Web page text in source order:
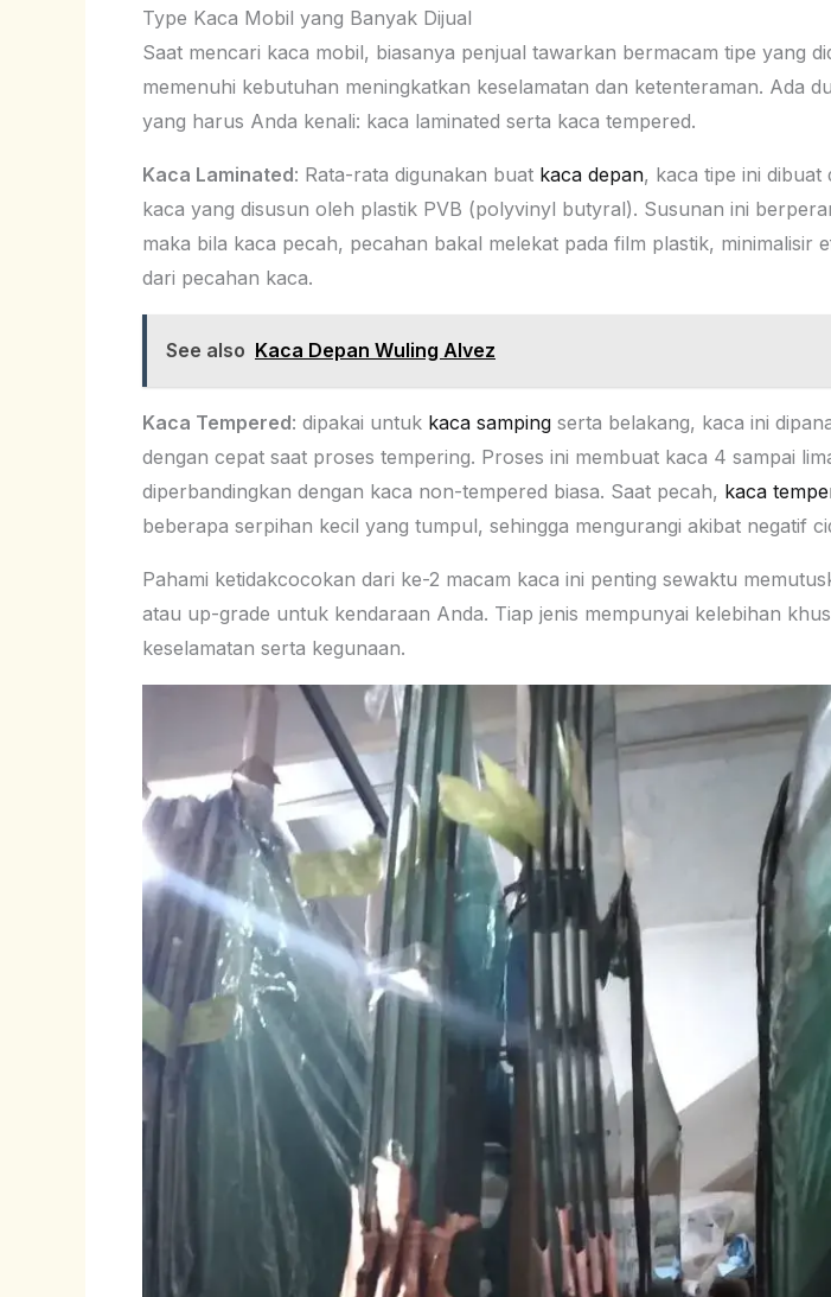
Type Kaca Mobil yang Banyak Dijual
Saat mencari kaca mobil, biasanya penjual tawarkan bermacam tipe yang
memenuhi kebutuhan meningkatkan keselamatan dan ketenteraman. Ada
yang harus Anda kenali: kaca laminated serta kaca tempered.
Kaca Laminated: Rata-rata digunakan buat kaca depan, kaca tipe ini dibuat
kaca yang disusun oleh plastik PVB (polyvinyl butyral). Susunan ini
maka bila kaca pecah, pecahan bakal melekat pada film plastik, minimalisir
dari pecahan kaca.
See also Kaca Depan Wuling Alvez
Kaca Tempered: dipakai untuk kaca samping serta belakang, kaca ini
dengan cepat saat proses tempering. Proses ini membuat kaca 4 sampai
diperbandingkan dengan kaca non-tempered biasa. Saat pecah, kaca
beberapa serpihan kecil yang tumpul, sehingga mengurangi akibat negatif
Pahami ketidakcocokan dari ke-2 macam kaca ini penting sewaktu
atau up-grade untuk kendaraan Anda. Tiap jenis mempunyai kelebihan
keselamatan serta kegunaan.